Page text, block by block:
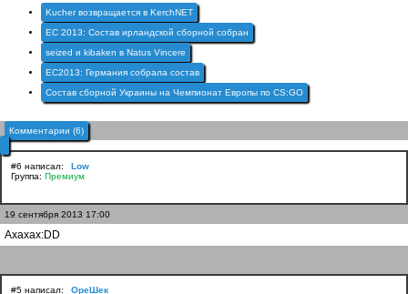
Kucher возвращается в KerchNET
EC 2013: Состав ирландской сборной собран
seized и kibaken в Natus Vincere
EC2013: Германия собрала состав
Состав сборной Украины на Чемпионат Европы по CS:GO
Комментарии (6)
#6 написал:
Low
Группа: Премиум
19 сентября 2013 17:00
Ахахах:DD
#5 написал:
ОреШек